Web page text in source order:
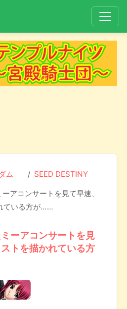
ム SEED DESTINY
アコンサートを見て早速、
ている方が……
ーアコンサートを見
トを描かれている方